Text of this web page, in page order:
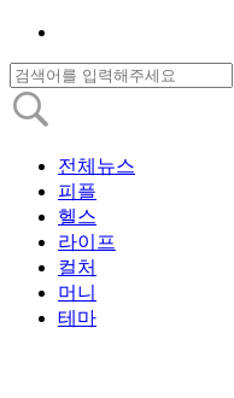
전체뉴스
피플
헬스
라이프
컬처
머니
테마